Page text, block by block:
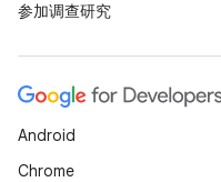
参加调查研究
Android
Chrome